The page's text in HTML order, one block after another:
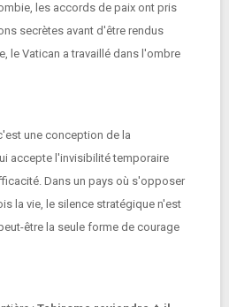
les accords de paix ont pris
secrètes avant d'être rendus
le Vatican a travaillé dans l'ombre
une conception de la
accepte l'invisibilité temporaire
Dans un pays où s'opposer
la vie, le silence stratégique n'est
être la seule forme de courage